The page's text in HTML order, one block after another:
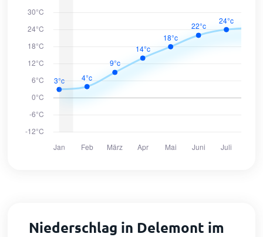
Niederschlag in Delemont im